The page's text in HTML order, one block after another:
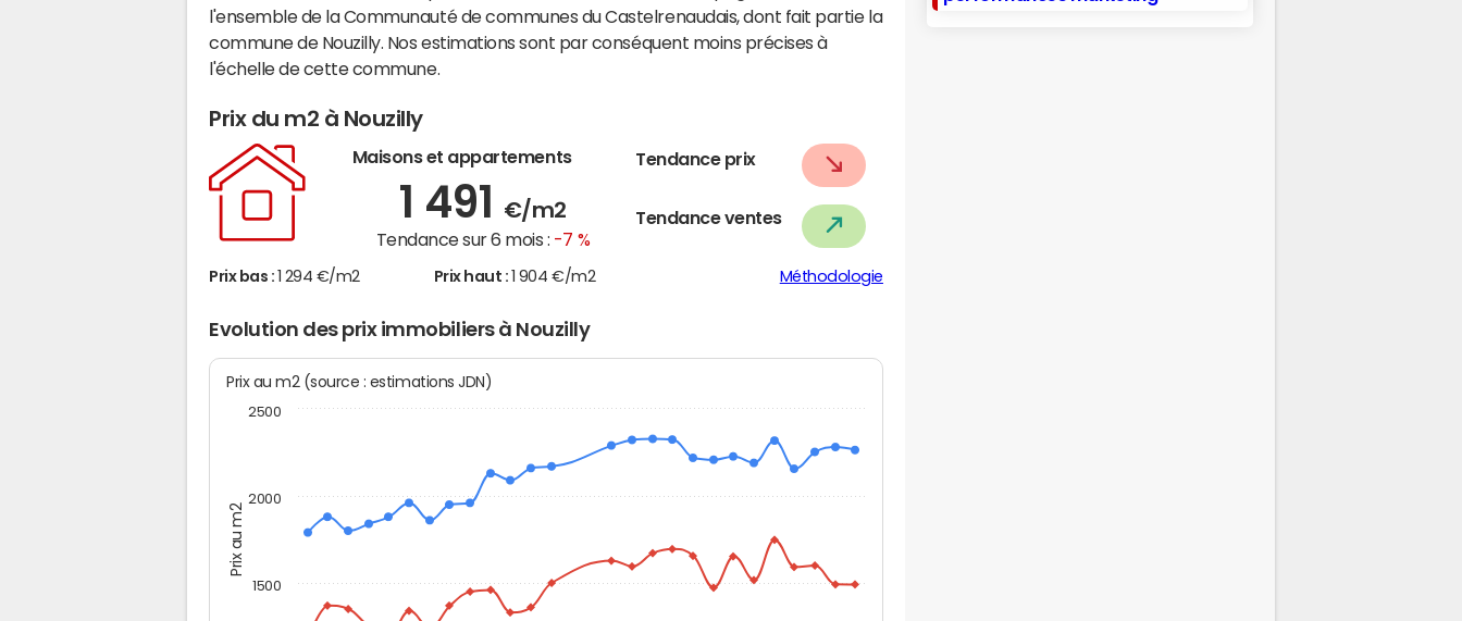
l'ensemble de la Communauté de communes du Castelrenaudais, dont fait partie la
commune de Nouzilly. Nos estimations sont par conséquent moins précises à
l'échelle de cette commune.
Prix du m2 à Nouzilly
Maisons et appartements
1 491 €/m2
Tendance sur 6 mois : -7 %
Tendance prix
Tendance ventes
Prix bas : 1 294 €/m2 Prix haut : 1 904 €/m2 Méthodologie
Evolution des prix immobiliers à Nouzilly
Prix au m2
Prix au m2 (source : estimations JDN)
1500
2000
2500